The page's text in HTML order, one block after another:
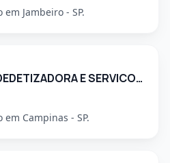
Jambeiro - SP.
CAMP PRAGAS DEDETIZADORA E SERVICOS DE LIMPEZA LTDA
Campinas - SP.